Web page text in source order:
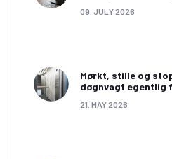
09. JULY 2026
Mørkt, stille og
døgnvagt egentlig
21. MAY 2026